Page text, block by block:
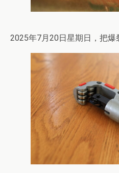
2025年7月20日星期日，把爆